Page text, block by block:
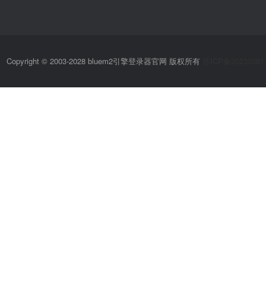
Copyright © 2003-2028 bluem2引擎登录器官网 版权所有